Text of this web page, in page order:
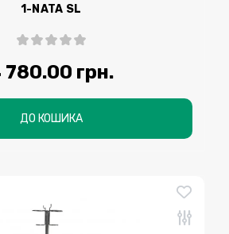
1-NATA SL
780.00 грн.
ДО КОШИКА